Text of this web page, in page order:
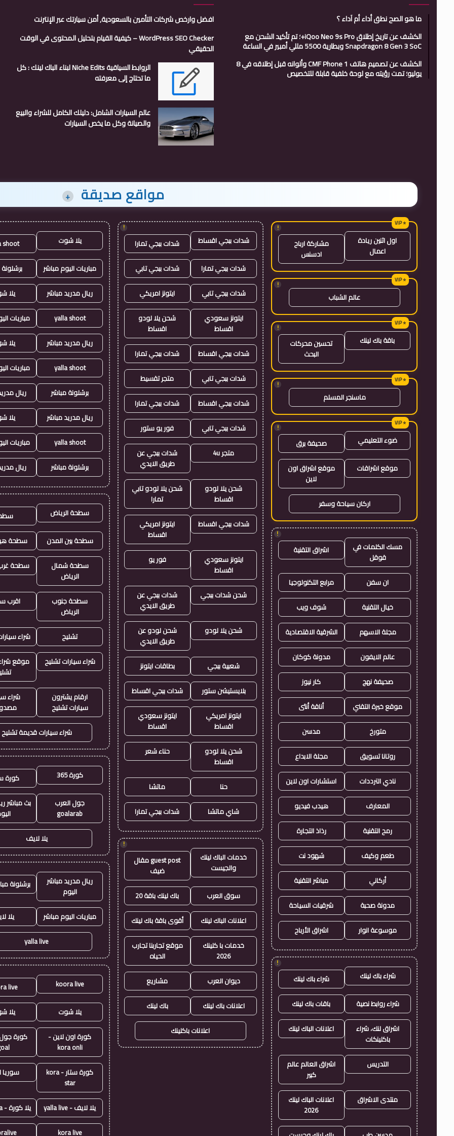
ما هو الصح نطق أداء أم آداء ؟
الكشف عن تاريخ إطلاق iQoo Neo 9s Pro+؛ تم تأكيد الشحن مع
Snapdragon 8 Gen 3 SoC وبطارية 5500 مللي أمبير في الساعة
الكشف عن تصميم هاتف CMF Phone 1 وألوانه قبل إطلاقه في 8
يوليو؛ تمت رؤيته مع لوحة خلفية قابلة للتخصيص
افضل وارخص شركات التأمين بالسعودية, أمن سيارتك عبر الإنترنت
WordPress SEO Checker – كيفية القيام بتحليل المحتوى في الوقت
الحقيقي
الروابط السياقية Niche Edits لبناء الباك لينك : كل
ما تحتاج إلى معرفته
عالم السيارات الشامل: دليلك الكامل للشراء والبيع
والصيانة وكل ما يخص السيارات
مواقع صديقة +
!
اول اثنين ريادة
اعمال
مشاركة ارباح
ادسنس
!
عالم الشباب
!
باقة باك لينك
تحسين محركات
البحث
!
ماسنجر المسلم
!
ضوء التعليمي صحيفة برق
موقع اشراقات
موقع اشراق اون
لاين
اركان سياحة وسفر
!
مسك الكلمات في
قوقل
اشراق التقنية
ان سفن مرابع التكنولوجيا
خيال التقنية شوف ويب
مجلة الاسهم الشرقية الاقتصادية
عالم الايفون مدونة كوكان
صحيفة نهج كار نيوز
موقع خبرة التقني أناقة أنثى
متورخ مدسن
روتانا تسويق مجلة الابداع
نادي الترددات استشارات اون لاين
المعارف هيدب فيديو
رمح التقنية رذاذ التجارة
طعم وكيف شهود نت
أركاني مباشر التقنية
مدونة صحبة شرقيات السياحة
موسوعة انوار اشراق الأرباح
!
شراء باك لينك شراء باك لينك
شراء روابط نصية باقات باك لينك
اشراق لنك، شراء
باكلينكات
اعلانات الباك لينك
التدريس
اشراق العالم عالم
كبير
منتدى الاشراق
اعلانات الباك لينك
2026
!
شدات ببجي اقساط شدات ببجي تمارا
شدات ببجي تمارا شدات ببجي تابي
شدات ببجي تابي ايتونز امريكي
ايتونز سعودي
اقساط
شحن يلا لودو
اقساط
شدات ببجي اقساط شدات ببجي تمارا
شدات ببجي تابي متجر تقسيط
شدات ببجي اقساط شدات ببجي تمارا
شدات ببجي تابي فور يو ستور
متجر 4u
شدات ببجي عن
طريق الايدي
شحن يلا لودو
اقساط
شحن يلا لودو تابي
تمارا
شدات ببجي اقساط
ايتونز امريكي
اقساط
ايتونز سعودي
اقساط
فور يو
شحن شدات ببجي
شدات ببجي عن
طريق الايدي
شحن يلا لودو
شحن لودو عن
طريق الايدي
شعبية ببجي بطاقات ايتونز
بلايستيشن ستور شدات ببجي اقساط
ايتونز امريكي
اقساط
ايتونز سعودي
اقساط
شحن يلا لودو
اقساط
حناء شعر
حنا ماتشا
شاي ماتشا شدات ببجي تمارا
!
خدمات الباك لينك
والجيست
guest post مقال
ضيف
سوق العرب باك لينك باقة 20
اعلانات الباك لينك أقوى باقة باك لينك
خدمات با كلينك
2026
موقع تجاربنا تجارب
الحياه
ديوان العرب مشاريع
اعلانات باك لينك باك لينك
اعلانات باكلينك
يلا شوت shoot
مباريات اليوم مباشر
ريال مدريد مباشر يلا
yalla shoot مباريات
ريال مدريد مباشر يلا
yalla shoot مباريات
برشلونة مباشر ريال
ريال مدريد مباشر يلا
yalla shoot مباريات
برشلونة مباشر ريال
سطحة الرياض
سطحة بين المدن سطحة
سطحة شمال
الرياض
سطحة
سطحة جنوب
الرياض
اقرب
تشليح شراء
شراء سيارات تشليح
موقع
ارقام يشترون
سيارات تشليح
شراء
شراء سيارات قديمة تشليح
كورة 365 كورة
جول العرب
goalarab
بث مباشر
يلا لايف
ريال مدريد مباشر
اليوم
برشلونة
مباريات اليوم مباشر يلا
yalla live
koora live
live
يلا شوت يلا
كورة اون لاين -
kora onli
كورة ستار - kora
star
سوريا
يلا لايف - yalla live يلا كورة - yallakora
kora live